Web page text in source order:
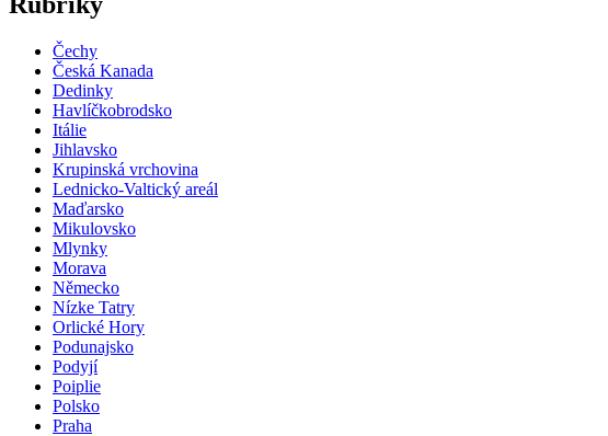
Čechy
Česká Kanada
Dedinky
Havlíčkobrodsko
Itálie
Jihlavsko
Krupinská vrchovina
Lednicko-Valtický areál
Maďarsko
Mikulovsko
Mlynky
Morava
Německo
Nízke Tatry
Orlické Hory
Podunajsko
Podyjí
Poiplie
Polsko
Praha